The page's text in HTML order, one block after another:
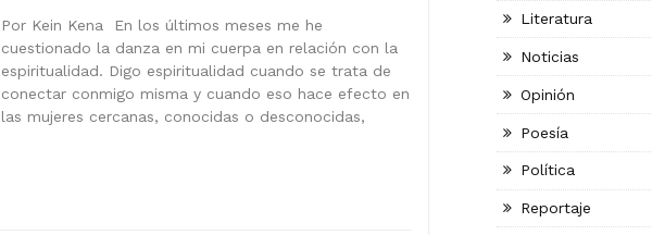
Por Kein Kena En los últimos meses me he
cuestionado la danza en mi cuerpa en relación con la
espiritualidad. Digo espiritualidad cuando se trata de
conectar conmigo misma y cuando eso hace efecto en
las mujeres cercanas, conocidas o desconocidas,
Literatura
Noticias
Opinión
Poesía
Política
Reportaje